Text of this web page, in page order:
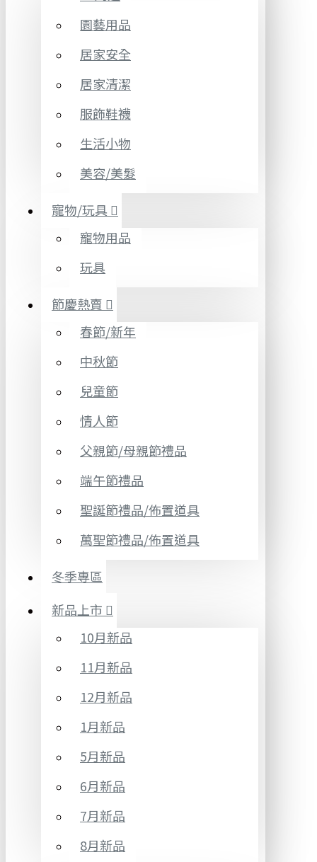
園藝用品
居家安全
居家清潔
服飾鞋襪
生活小物
美容/美髮
寵物/玩具
寵物用品
玩具
節慶熱賣
春節/新年
中秋節
兒童節
情人節
父親節/母親節禮品
端午節禮品
聖誕節禮品/佈置道具
萬聖節禮品/佈置道具
冬季專區
新品上市
10月新品
11月新品
12月新品
1月新品
5月新品
6月新品
7月新品
8月新品